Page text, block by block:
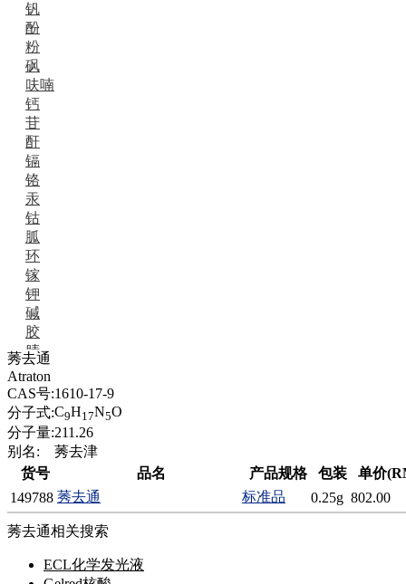
钒
酚
粉
砜
呋喃
钙
苷
酐
镉
铬
汞
钴
胍
环
镓
钾
碱
胶
腈
精
肼
醌
蜡
锂
啉
磷
膦
硫
铝
氯
镁
莠去通
Atraton
CAS号:1610-17-9
分子式:C9H17N5O
分子量:211.26
别名:
莠去津
货号
品名 产品规格 包装
单价
149788 莠去通 标准品 0.25g 802.00
莠去通相关搜索
ECL化学发光液